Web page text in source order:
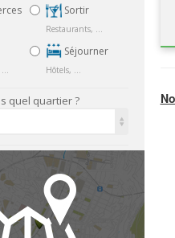
...
Sortir
Restaurants, ...
Séjourner
Hôtels, ...
quel quartier ?